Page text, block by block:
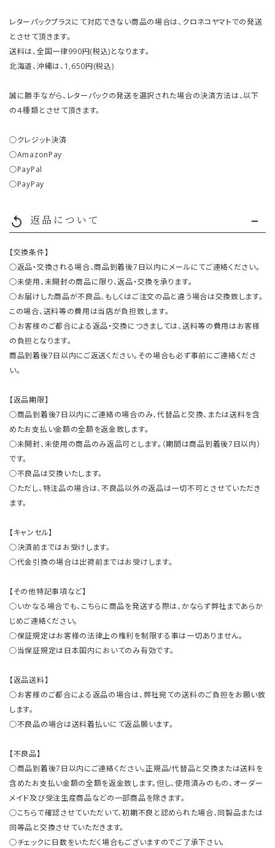
レターパックプラスにて対応できない商品の場合は、クロネコヤマトでの発送
とさせて頂きます。
送料は、全国一律990円(税込)となります。
北海道、沖縄は、1,650円(税込)
誠に勝手ながら、レターパックの発送を選択された場合の決済方法は、以下
の４種類とさせて頂きます。
○クレジット決済
○AmazonPay
○PayPal
○PayPay
replay 返品について
【交換条件】
○返品・交換される場合、商品到着後7日以内にメールにてご連絡ください。
○未使用、未開封の商品に限り、返品・交換を承ります。
○お届けした商品が不良品、もしくはご注文の品と違う場合は交換致します。
この場合、送料等の費用は当店が負担致します。
○お客様のご都合による返品・交換につきましては、送料等の費用はお客様
の負担となります。
商品到着後7日以内にご返送ください。その場合も必ず事前にご連絡くださ
い。
【返品期限】
○商品到着後7日以内にご連絡の場合のみ、代替品と交換、または送料を含
めたお支払い金額の全額を返金致します。
○未開封、未使用の商品のみ返品可とします。（期間は商品到着後7日以内）
です。
○不良品は交換いたします。
○ただし、特注品の場合は、不良品以外の返品は一切不可とさせていただき
ます。
【キャンセル】
○決済前まではお受けします。
○代金引換の場合は出荷前まではお受けします。
【その他特記事項など】
○いかなる場合でも、こちらに商品を発送する際は、かならず弊社まであらか
じめご連絡ください。
○保証規定はお客様の法律上の権利を制限する事は一切ありません。
○当保証規定は日本国内においてのみ有効です。
【返品送料】
○お客様のご都合による返品の場合は、弊社宛ての送料のご負担をお願い致
します。
○不良品の場合は送料着払いにて返品願います。
【不良品】
○商品到着後7日以内にご連絡ください。正規品/代替品と交換または送料を
含めたお支払い金額の全額を返金致します。但し、使用済みのもの、オーダー
メイド及び受注生産商品などの一部商品を除きます。
○こちらで確認させていただいて、初期不良と認められた場合、同製品または
同等品と交換させていただきます。
○チェックに日数をいただく場合もございますのでご了承下さい。